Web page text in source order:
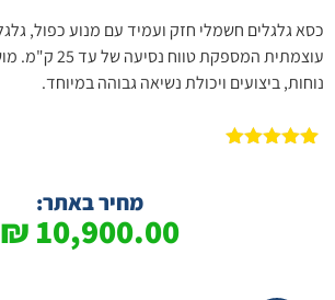
כסא גלגלים חשמלי חזק ועמיד עם מנוע כפול,
עוצמתית המספקת
נוחות, ביצועים ויכולת נשיאה גבוהה במיוחד.
מחיר באתר:
10,900.00
₪